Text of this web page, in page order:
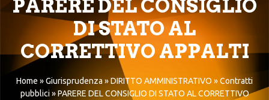
PARERE DEL CONSIGLIO
DI STATO AL
CORRETTIVO APPALTI
Home »Giurisprudenza »DIRITTO AMMINISTRATIVO »Contratti
pubblici»PARERE DEL CONSIGLIO DI STATO AL CORRETTIVO